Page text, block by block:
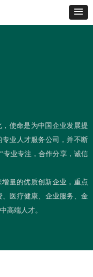
使命是为中国企业发展提
业人才服务公司，并不断
专业专注，合作分享，诚信
量的优质创新企业，重点
医疗健康、企业服务、金
高端人才。